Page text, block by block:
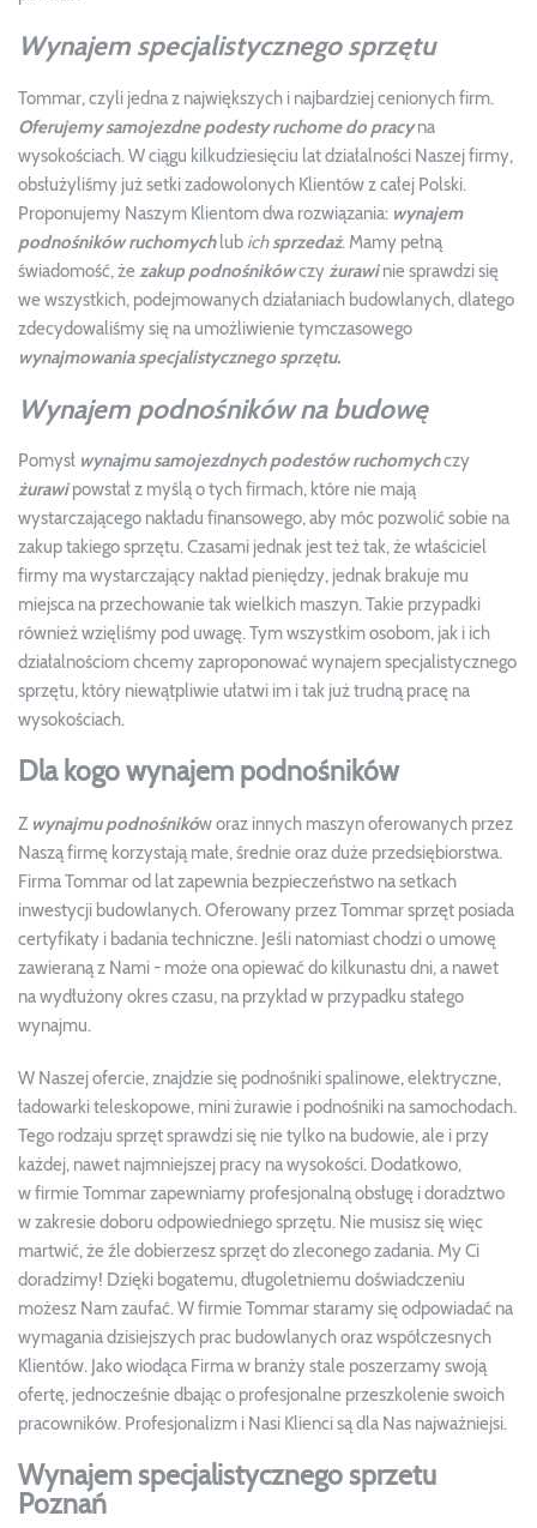
Wynajem specjalistycznego sprzętu
Tommar, czyli jedna z największych i najbardziej cenionych firm.
Oferujemy samojezdne podesty ruchome do pracyna
wysokościach. W ciągu kilkudziesięciu lat działalności Naszej firmy,
obsłużyliśmy już setki zadowolonych Klientów z całej Polski.
Proponujemy Naszym Klientom dwa rozwiązania: wynajem
podnośników ruchomychlub ichsprzedaż. Mamy pełną
świadomość, że zakup podnośnikówczy żurawi nie sprawdzi się
we wszystkich, podejmowanych działaniach budowlanych, dlatego
zdecydowaliśmy się na umożliwienie tymczasowego
wynajmowania specjalistycznego sprzętu.
Wynajem podnośników na budowę
Pomysł wynajmu samojezdnych podestów ruchomychczy
żurawi powstał z myślą o tych firmach, które nie mają
wystarczającego nakładu finansowego, aby móc pozwolić sobie na
zakup takiego sprzętu. Czasami jednak jest też tak, że właściciel
firmy ma wystarczający nakład pieniędzy, jednak brakuje mu
miejsca na przechowanie tak wielkich maszyn. Takie przypadki
również wzięliśmy pod uwagę. Tym wszystkim osobom, jak i ich
działalnościom chcemy zaproponować wynajem specjalistycznego
sprzętu, który niewątpliwie ułatwi im i tak już trudną pracę na
wysokościach.
Dla kogo wynajem podnośników
Z wynajmu podnośników oraz innych maszyn oferowanych przez
Naszą firmę korzystają małe, średnie oraz duże przedsiębiorstwa.
Firma Tommar od lat zapewnia bezpieczeństwo na setkach
inwestycji budowlanych. Oferowany przez Tommar sprzęt posiada
certyfikaty i badania techniczne. Jeśli natomiast chodzi o umowę
zawieraną z Nami - może ona opiewać do kilkunastu dni, a nawet
na wydłużony okres czasu, na przykład w przypadku stałego
wynajmu.
W Naszej ofercie, znajdzie się podnośniki spalinowe, elektryczne,
ładowarki teleskopowe, mini żurawie i podnośniki na samochodach.
Tego rodzaju sprzęt sprawdzi się nie tylko na budowie, ale i przy
każdej, nawet najmniejszej pracy na wysokości. Dodatkowo,
w firmie Tommar zapewniamy profesjonalną obsługę i doradztwo
w zakresie doboru odpowiedniego sprzętu. Nie musisz się więc
martwić, że źle dobierzesz sprzęt do zleconego zadania. My Ci
doradzimy! Dzięki bogatemu, długoletniemu doświadczeniu
możesz Nam zaufać. W firmie Tommar staramy się odpowiadać na
wymagania dzisiejszych prac budowlanych oraz współczesnych
Klientów. Jako wiodąca Firma w branży stale poszerzamy swoją
ofertę, jednocześnie dbając o profesjonalne przeszkolenie swoich
pracowników. Profesjonalizm i Nasi Klienci są dla Nas najważniejsi.
Wynajem specjalistycznego sprzetu
Poznań